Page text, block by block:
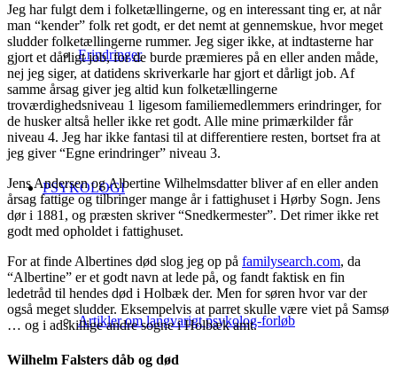
Erindringer
PSYKOLOGI
Artikler om langvarigt psykolog-forløb
Jeg har fulgt dem i folketællingerne, og en interessant ting er, at når
man “kender” folk ret godt, er det nemt at gennemskue, hvor meget
sludder folketællingerne rummer. Jeg siger ikke, at indtasterne har
gjort et dårligt job, for de burde præmieres på en eller anden måde,
nej jeg siger, at datidens skriverkarle har gjort et dårligt job. Af
samme årsag giver jeg altid kun folketællingerne
troværdighedsniveau 1 ligesom familiemedlemmers erindringer, for
de husker altså heller ikke ret godt. Alle mine primærkilder får
niveau 4. Jeg har ikke fantasi til at differentiere resten, bortset fra at
jeg giver “Egne erindringer” niveau 3.
Jens Andersen og Albertine Wilhelmsdatter bliver af en eller anden
årsag fattige og tilbringer mange år i fattighuset i Hørby Sogn. Jens
dør i 1881, og præsten skriver “Snedkermester”. Det rimer ikke ret
godt med opholdet i fattighuset.
For at finde Albertines død slog jeg op på familysearch.com, da
“Albertine” er et godt navn at lede på, og fandt faktisk en fin
ledetråd til hendes død i Holbæk der. Men for søren hvor var der
også meget sludder. Eksempelvis at parret skulle være viet på Samsø
… og i adskillige andre sogne i Holbæk amt.
Wilhelm Falsters dåb og død